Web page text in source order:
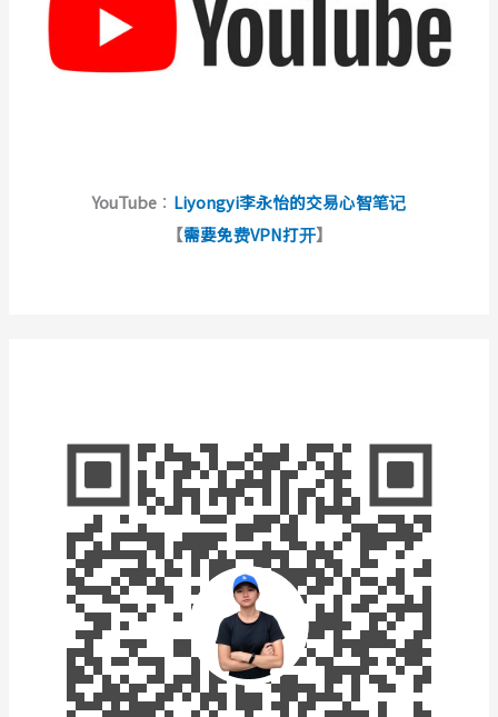
YouTube ： Liyongyi李永怡的交易心智笔记
【需要免费VPN打开】